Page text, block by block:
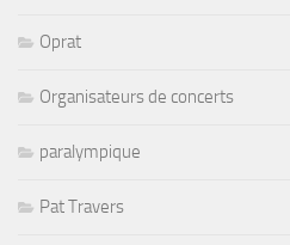
Oprat
Organisateurs de concerts
paralympique
Pat Travers